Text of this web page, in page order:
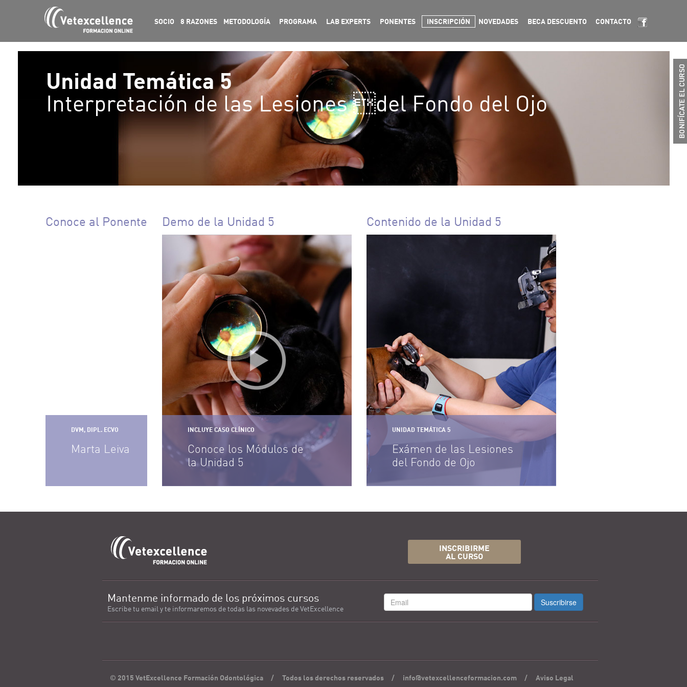
SOCIO 8 RAZONES METODOLOGÍA PROGRAMA LAB EXPERTS PONENTES INSCRIPCIÓN NOVEDADES BECA DESCUENTO CONTACTO
Unidad Temática 5
Interpretación de las Lesiones del Fondo del Ojo
Conoce al Ponente
DVM, DIPL. ECVO
Marta Leiva
Demo de la Unidad 5
INCLUYE CASO CLÍNICO
Conoce los Módulos de
la Unidad 5
Contenido de la Unidad 5
UNIDAD TEMÁTICA 5
Exámen de las Lesiones
del Fondo de Ojo
INSCRIBIRME
AL CURSO
Mantenme informado de los próximos cursos
Escribe tu email y te informaremos de todas las novevades de VetExcellence
Suscribirse
© 2015 VetExcellence Formación Odontológica / Todos los derechos reservados / info@vetexcellenceformacion.com / Aviso Legal